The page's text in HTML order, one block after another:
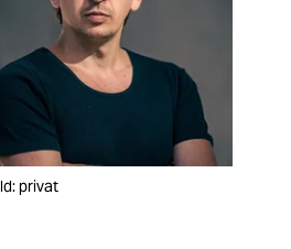
privat